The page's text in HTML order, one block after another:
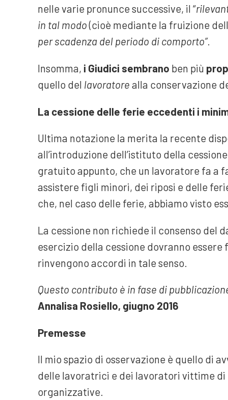
nelle varie pronunce successive, il “
in tal modo(cioè mediante la fruizione
per scadenza del periodo di comporto”.
Insomma, i Giudici sembrano ben più
quello del lavoratore alla conservazione
La cessione delle ferie eccedenti i
Ultima notazione la merita la recente
all’introduzione dell’istituto della
gratuito appunto, che un lavoratore fa a
assistere figli minori, dei riposi e delle
che, nel caso delle ferie, abbiamo visto
La cessione non richiede il consenso del
esercizio della cessione dovranno
rinvengono accordi in tale senso.
Questo contributo è in fase di
Annalisa Rosiello, giugno 2016
Premesse
Il mio spazio di osservazione è quello di
delle lavoratrici e dei lavoratori vittime di
organizzative.